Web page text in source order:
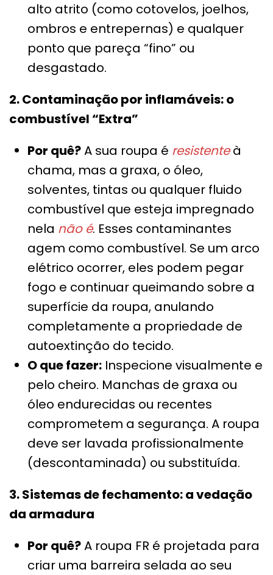
alto atrito (como cotovelos, joelhos,
ombros e entrepernas) e qualquer
ponto que pareça “fino” ou
desgastado.
2. Contaminação por inflamáveis: o
combustível “Extra”
Por quê?A sua roupa é resistenteà
chama, mas a graxa, o óleo,
solventes, tintas ou qualquer fluido
combustível que esteja impregnado
nela não é. Esses contaminantes
agem como combustível. Se um arco
elétrico ocorrer, eles podem pegar
fogo e continuar queimando sobre a
superfície da roupa, anulando
completamente a propriedade de
autoextinção do tecido.
O que fazer: Inspecione visualmente e
pelo cheiro. Manchas de graxa ou
óleo endurecidas ou recentes
comprometem a segurança. A roupa
deve ser lavada profissionalmente
(descontaminada) ou substituída.
3. Sistemas de fechamento: a vedação
da armadura
Por quê?A roupa FR é projetada para
criar uma barreira selada ao seu